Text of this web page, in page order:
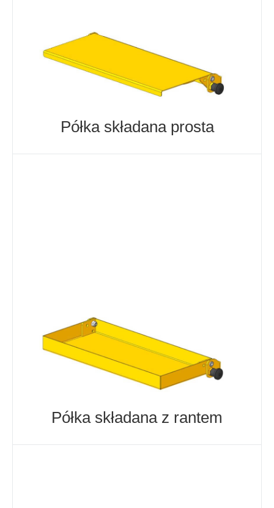
Półka składana prosta
Półka składana z rantem